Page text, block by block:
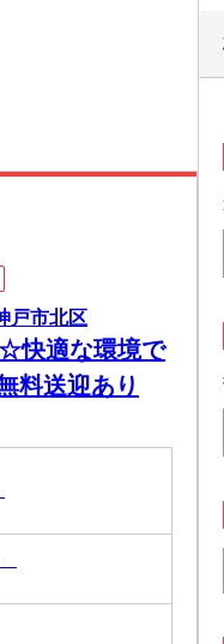
戸市北区
快適な環境で
料送迎あり